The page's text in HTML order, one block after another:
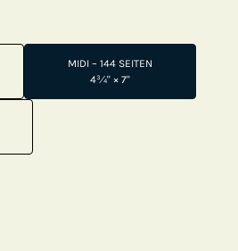
MIDI – 144 SEITEN
4¾" × 7"